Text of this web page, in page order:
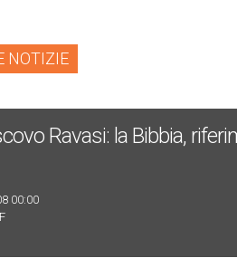
NOTIZIE
Ravasi: la Bibbia,
00:00